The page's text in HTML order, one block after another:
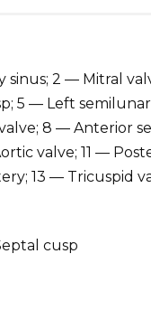
sinus; 2 — Mitral
5 — Left
8 — Anterior
valve; 11 —
13 — Tricuspid
cusp